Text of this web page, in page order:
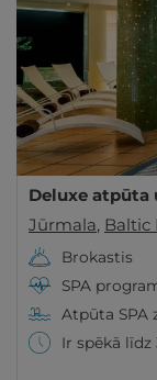
Deluxe atpūta
Jūrmala, Baltic
Brokastis
SPA
Atpūta SPA
Ir spēkā līdz